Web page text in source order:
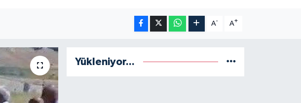
A- A+
Yükleniyor...